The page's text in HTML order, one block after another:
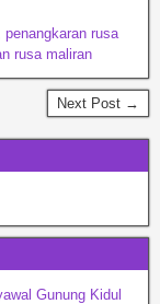
penangkaran rusa
rusa maliran
Next Post →
Gunung Kidul